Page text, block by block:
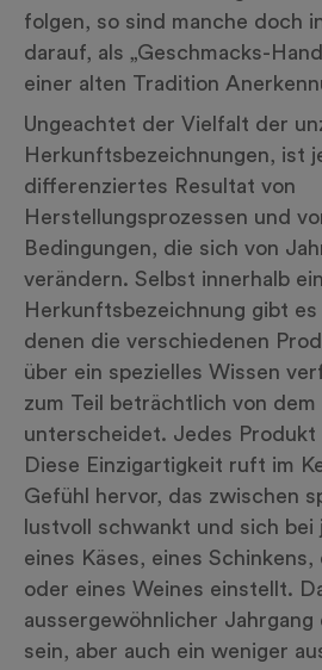
folgen, so sind manche doch
darauf, als „Geschmacks-
einer alten Tradition
Ungeachtet der Vielfalt der
Herkunftsbezeichnungen, ist
differenziertes Resultat von
Herstellungsprozessen und
Bedingungen, die sich von
verändern. Selbst innerhalb
Herkunftsbezeichnung gibt
denen die verschiedenen
über ein spezielles Wissen
zum Teil beträchtlich von
unterscheidet. Jedes Produkt
Diese Einzigartigkeit ruft im
Gefühl hervor, das zwischen
lustvoll schwankt und sich bei
eines Käses, eines Schinkens,
oder eines Weines einstellt.
aussergewöhnlicher Jahrgang
sein, aber auch ein weniger